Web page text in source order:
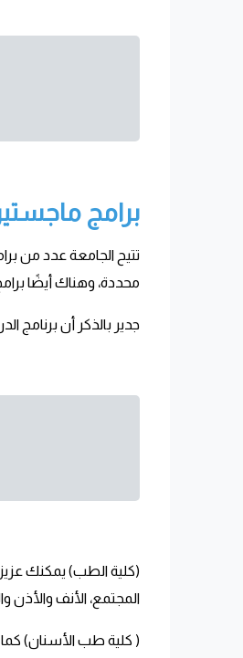
برامج
محددة، وهناك أيضًا
جدير بالذكر أن برنامج
(كلية الطب) يمكنك
المجتمع، الأنف والأذن
( كلية طب الأسنان)